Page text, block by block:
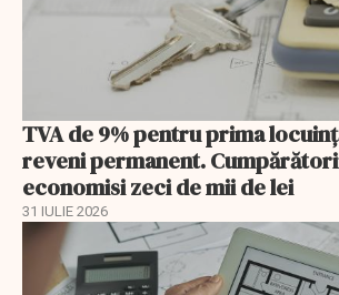
TVA de 9% pentru prima
reveni permanent.
economisi zeci de mii de lei
31 IULIE 2026